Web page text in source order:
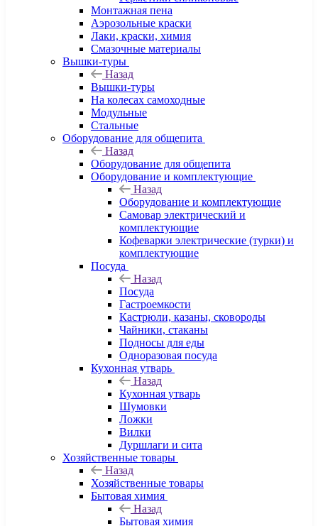
Монтажная пена
Аэрозольные краски
Лаки, краски, химия
Смазочные материалы
Вышки-туры
Назад
Вышки-туры
На колесах самоходные
Модульные
Стальные
Оборудование для общепита
Назад
Оборудование для общепита
Оборудование и комплектующие
Назад
Оборудование и комплектующие
Самовар электрический и
комплектующие
Кофеварки электрические (турки) и
комплектующие
Посуда
Назад
Посуда
Гастроемкости
Кастрюли, казаны, сковороды
Чайники, стаканы
Подносы для еды
Одноразовая посуда
Кухонная утварь
Назад
Кухонная утварь
Шумовки
Ложки
Вилки
Дуршлаги и сита
Хозяйственные товары
Назад
Хозяйственные товары
Бытовая химия
Назад
Бытовая химия